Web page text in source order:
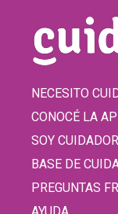
NECESITO
CONOCÉ LA
SOY CUIDADOR
BASE DE
PREGUNTAS
AYUDA